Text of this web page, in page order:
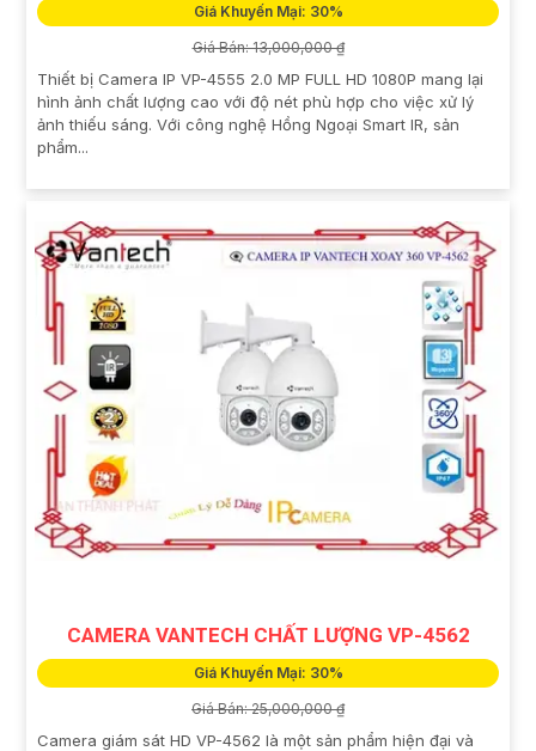
Giá Khuyến Mại: 30%
Giá Bán: 13,000,000 ₫
Thiết bị Camera IP VP-4555 2.0 MP FULL HD 1080P mang lại
hình ảnh chất lượng cao với độ nét phù hợp cho việc xử lý
ảnh thiếu sáng. Với công nghệ Hồng Ngoại Smart IR, sản
phẩm...
CAMERA VANTECH CHẤT LƯỢNG VP-4562
Giá Khuyến Mại: 30%
Giá Bán: 25,000,000 ₫
Camera giám sát HD VP-4562 là một sản phẩm hiện đại và